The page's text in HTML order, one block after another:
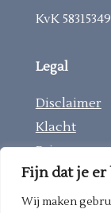
Fijn dat je er
Wij maken
KvK 58315349
Legal
Disclaimer
Klacht
Privacy